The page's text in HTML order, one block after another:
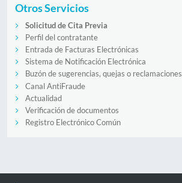
Otros Servicios
Solicitud de Cita Previa
Perfil del contratante
Entrada de Facturas Electrónicas
Sistema de Notificación Electrónica
Buzón de sugerencias, quejas o reclamaciones
Canal AntiFraude
Actualidad
Verificación de documentos
Registro Electrónico Común